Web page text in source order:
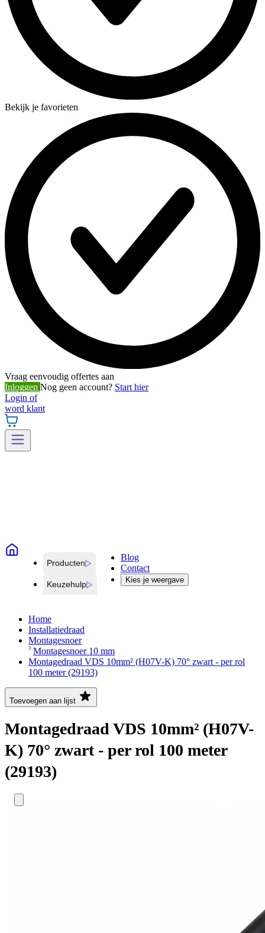
Bekijk je favorieten
Vraag eenvoudig offertes aan
Inloggen Nog geen account? Start hier
Login of
word klant
Producten
Keuzehulp
Blog
Contact
Kies je weergave
Home
Installatiedraad
Montagesnoer
Montagesnoer 10 mm
Montagedraad VDS 10mm² (H07V-K) 70° zwart - per rol
100 meter (29193)
Toevoegen aan lijst
Montagedraad VDS 10mm² (H07V-
K) 70° zwart - per rol 100 meter
(29193)